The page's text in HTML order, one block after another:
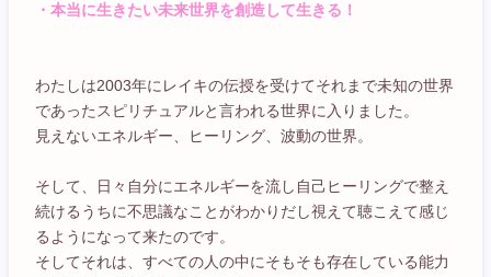
・本当に生きたい未来世界を創造して生きる！
わたしは2003年にレイキの伝授を受けてそれまで未知の世界
であったスピリチュアルと言われる世界に入りました。
見えないエネルギー、ヒーリング、波動の世界。
そして、日々自分にエネルギーを流し自己ヒーリングで整え
続けるうちに不思議なことがわかりだし視えて聴こえて感じ
るようになって来たのです。
そしてそれは、すべての人の中にそもそも存在している能力